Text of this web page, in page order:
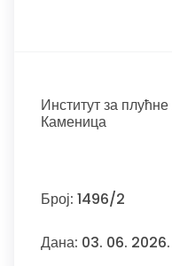
Институт за
Каменица
Број: 1496/2
Дана: 03. 06. 2026.